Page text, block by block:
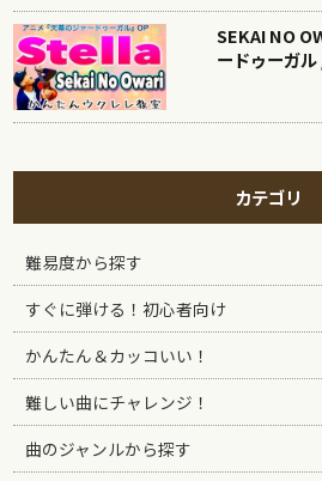
SEKAI NO
ードゥーガ
カテゴリ
難易度から探す
すぐに弾ける！初心者向け
かんたん＆カッコいい！
難しい曲にチャレンジ！
曲のジャンルから探す